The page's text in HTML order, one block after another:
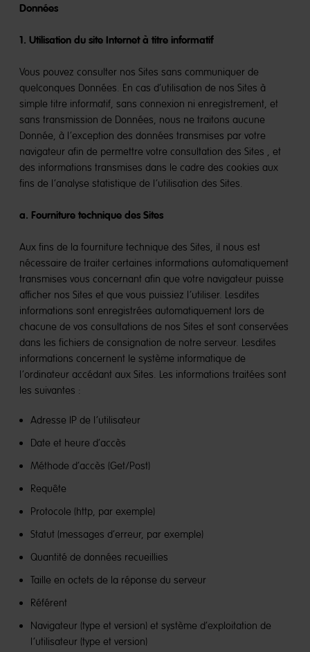
Données
1. Utilisation du site Internet à titre informatif
Vous pouvez consulter nos Sites sans communiquer de
quelconques Données. En cas d’utilisation de nos Sites à
simple titre informatif, sans connexion ni enregistrement, et
sans transmission de Données, nous ne traitons aucune
Donnée, à l’exception des données transmises par votre
navigateur afin de permettre votre consultation des Sites , et
des informations transmises dans le cadre des cookies aux
fins de l’analyse statistique de l’utilisation des Sites.
a. Fourniture technique des Sites
Aux fins de la fourniture technique des Sites, il nous est
nécessaire de traiter certaines informations automatiquement
transmises vous concernant afin que votre navigateur puisse
afficher nos Sites et que vous puissiez l’utiliser. Lesdites
informations sont enregistrées automatiquement lors de
chacune de vos consultations de nos Sites et sont conservées
dans les fichiers de consignation de notre serveur. Lesdites
informations concernent le système informatique de
l’ordinateur accédant aux Sites. Les informations traitées sont
les suivantes :
Adresse IP de l’utilisateur
Date et heure d’accès
Méthode d’accès (Get/Post)
Requête
Protocole (http, par exemple)
Statut (messages d’erreur, par exemple)
Quantité de données recueillies
Taille en octets de la réponse du serveur
Référent
Navigateur (type et version) et système d’exploitation de
l’utilisateur (type et version)